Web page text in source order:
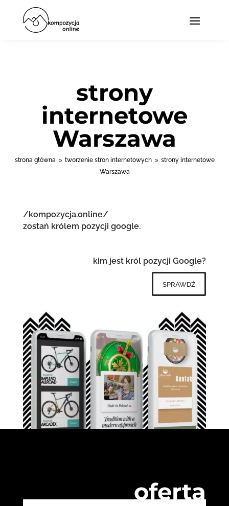
strony
internetowe
Warszawa
strona główna 9 tworzenie stron internetowych 9 strony internetowe
Warszawa
/kompozycja.online/
zostań królem pozycji google.
kim jest król pozycji Google?
sprawdź
oferta